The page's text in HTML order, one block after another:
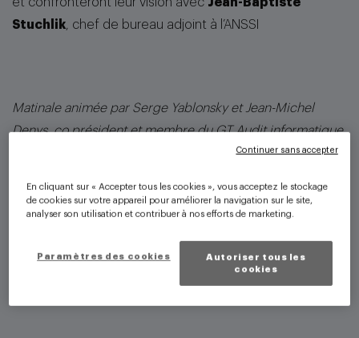
Stuchlik , chef de bureau adjoint à l’ANSSI
Matinale animée par Serge Yablonsky et Jean-Michel
Denys,co président et membre du GT Audit informatique
En cliquant sur « Accepter tous les cookies », vous acceptez le stockage
de cookies sur votre appareil pour améliorer la navigation sur le site,
analyser son utilisation et contribuer à nos efforts de marketing.
Autoriser tous les
cookies
Paramètres des cookies
Continuer sans accepter